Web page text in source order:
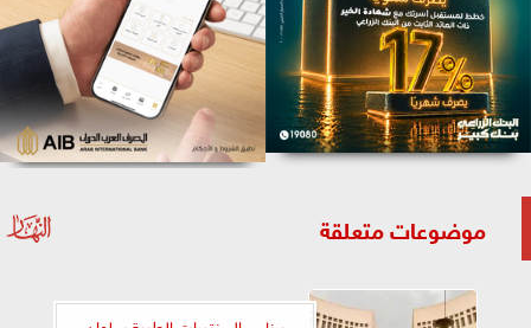
موضوعات متعلقة